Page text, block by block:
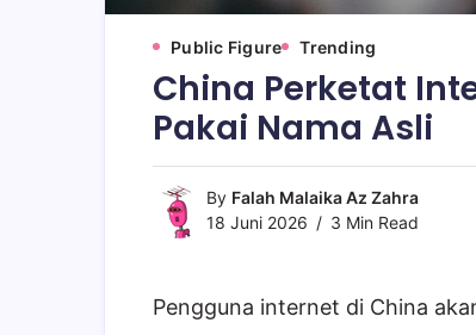
Public Figure Trending
China Perketat
Pakai Nama Asli
By Falah Malaika Az Zahra
18 Juni 2026
3 Min Read
Pengguna internet di China